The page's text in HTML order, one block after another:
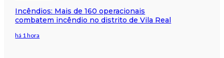
Incêndios: Mais de 160 operacionais
combatem incêndio no distrito de Vila Real
há 1 hora